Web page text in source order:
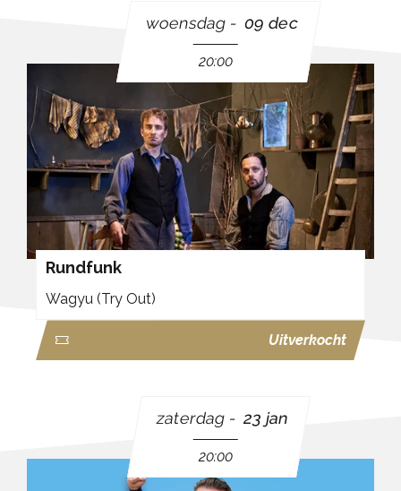
woensdag 09 dec
20:00
Rundfunk
Wagyu (Try Out)
Uitverkocht
zaterdag 23 jan
20:00